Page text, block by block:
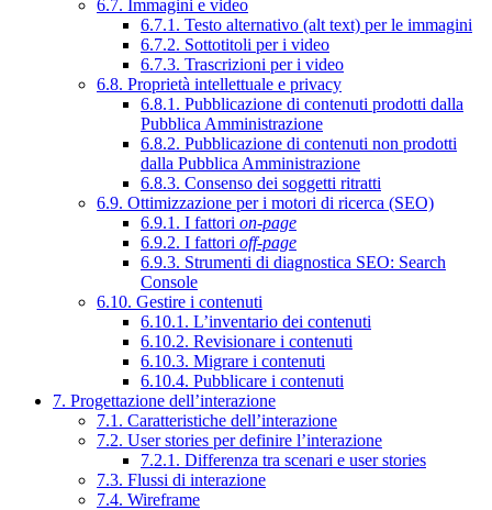
6.7. Immagini e video
6.7.1. Testo alternativo (alt text) per le immagini
6.7.2. Sottotitoli per i video
6.7.3. Trascrizioni per i video
6.8. Proprietà intellettuale e privacy
6.8.1. Pubblicazione di contenuti prodotti dalla
Pubblica Amministrazione
6.8.2. Pubblicazione di contenuti non prodotti
dalla Pubblica Amministrazione
6.8.3. Consenso dei soggetti ritratti
6.9. Ottimizzazione per i motori di ricerca (SEO)
6.9.1. I fattori on-page
6.9.2. I fattori off-page
6.9.3. Strumenti di diagnostica SEO: Search
Console
6.10. Gestire i contenuti
6.10.1. L’inventario dei contenuti
6.10.2. Revisionare i contenuti
6.10.3. Migrare i contenuti
6.10.4. Pubblicare i contenuti
7. Progettazione dell’interazione
7.1. Caratteristiche dell’interazione
7.2. User stories per definire l’interazione
7.2.1. Differenza tra scenari e user stories
7.3. Flussi di interazione
7.4. Wireframe